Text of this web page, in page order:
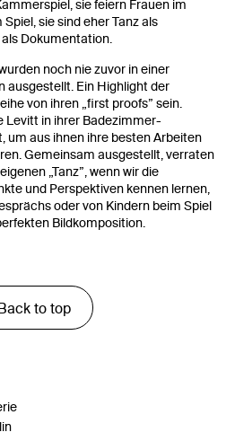
sie feiern Frauen im
sie sind eher Tanz als
Dokumentation.
noch nie zuvor in einer
ausgestellt. Ein Highlight der
von ihren „first proofs” sein.
Levitt in ihrer Badezimmer-
um aus ihnen ihre besten Arbeiten
Gemeinsam ausgestellt, verraten
„Tanz”, wenn wir die
und Perspektiven kennen lernen,
oder von Kindern beim Spiel
Bildkomposition.
to top